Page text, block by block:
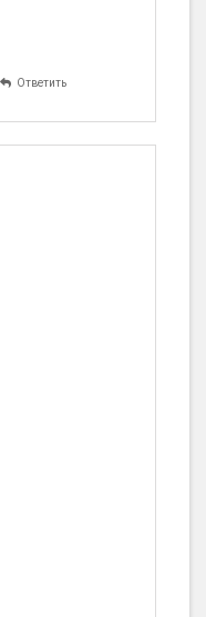
Ответить